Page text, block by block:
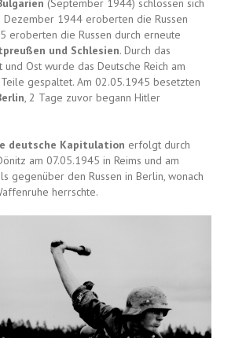
(September 1944) schlossen sich
Dezember 1944 eroberten die Russen
eroberten die Russen durch erneute
und Schlesien. Durch das
und Ost wurde das Deutsche Reich am
gespaltet. Am 02.05.1945 besetzten
, 2 Tage zuvor begann Hitler
deutsche Kapitulation erfolgt durch
am 07.05.1945 in Reims und am
gegenüber den Russen in Berlin, wonach
herrschte.